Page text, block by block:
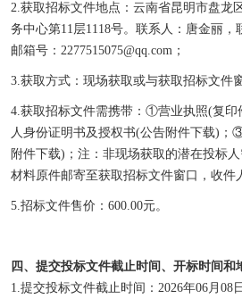
2.获取招标文件地点：云南省昆明市盘龙
务中心第11层1118号。联系人： 唐金丽 ，
邮箱号：2277515075@qq.com；
3.获取方式：现场获取或与获取招标文件
4.获取招标文件需携带：①营业执照(复
人身份证明书及授权书(公告附件下载)；
附件下载)；注：非现场获取的潜在投标人
材料原件邮寄至获取招标文件窗口，收件
5.招标文件售价：600.00元。
四、提交投标文件截止时间、开标时间和
1.提交投标文件截止时间：2026年06月 08 日